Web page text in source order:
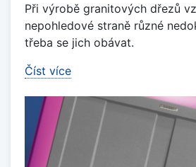
Při výrobě granitových dřezů
nepohledové straně různé
třeba se jich obávat.
Číst více